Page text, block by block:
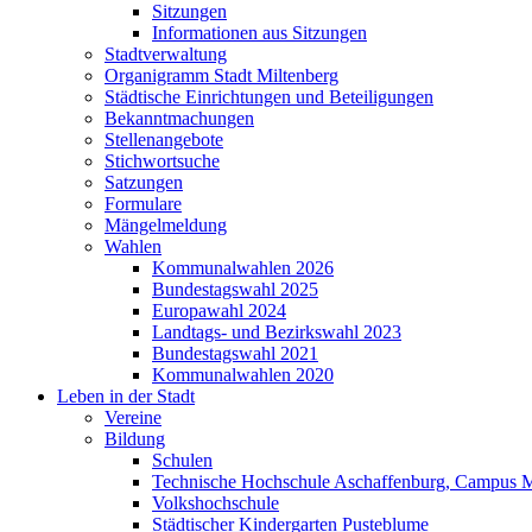
Sitzungen
Informationen aus Sitzungen
Stadtverwaltung
Organigramm Stadt Miltenberg
Städtische Einrichtungen und Beteiligungen
Bekanntmachungen
Stellenangebote
Stichwortsuche
Satzungen
Formulare
Mängelmeldung
Wahlen
Kommunalwahlen 2026
Bundestagswahl 2025
Europawahl 2024
Landtags- und Bezirkswahl 2023
Bundestagswahl 2021
Kommunalwahlen 2020
Leben in der Stadt
Vereine
Bildung
Schulen
Technische Hochschule Aschaffenburg, Campus
Volkshochschule
Städtischer Kindergarten Pusteblume